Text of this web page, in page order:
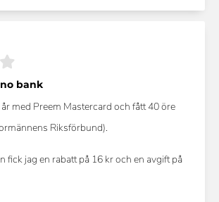
bank
med Preem Mastercard och fått 40 öre
Riksförbund).
fick jag en rabatt på 16 kr och en avgift på